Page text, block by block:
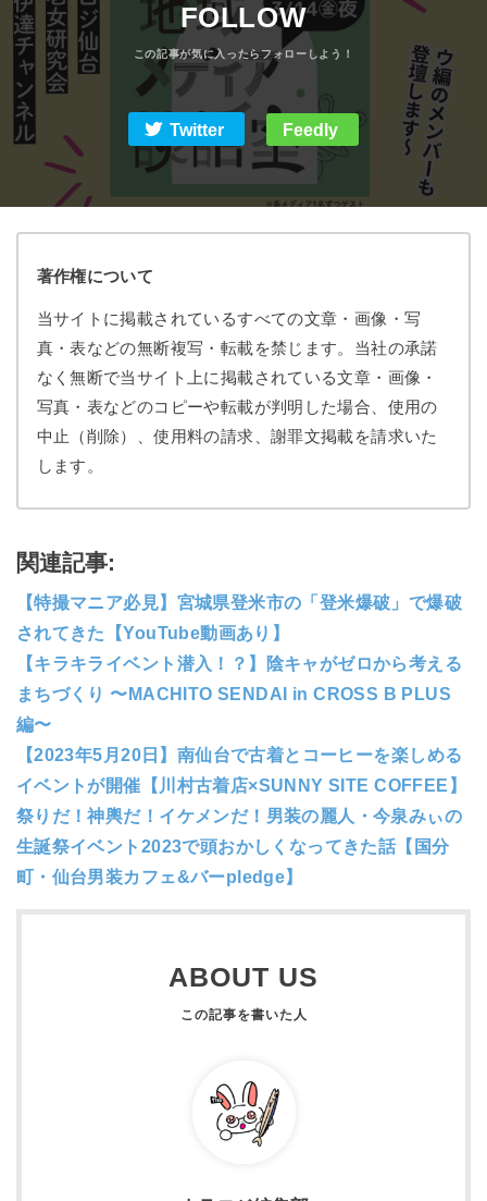
FOLLOW
Twitter Feedly
著作権について
当サイトに掲載されているすべての文章・画像・写
真・表などの無断複写・転載を禁じます。当社の承諾
なく無断で当サイト上に掲載されている文章・画像・
写真・表などのコピーや転載が判明した場合、使用の
中止（削除）、使用料の請求、謝罪文掲載を請求いた
します。
関連記事:
【特撮マニア必見】宮城県登米市の「登米爆破」で爆破
されてきた【YouTube動画あり】
【キラキライベント潜入！？】陰キャがゼロから考える
まちづくり 〜MACHITO SENDAI in CROSS B PLUS
編〜
【2023年5月20日】南仙台で古着とコーヒーを楽しめる
イベントが開催【川村古着店×SUNNY SITE COFFEE】
祭りだ！神輿だ！イケメンだ！男装の麗人・今泉みぃの
生誕祭イベント2023で頭おかしくなってきた話【国分
町・仙台男装カフェ&バーpledge】
ABOUT US